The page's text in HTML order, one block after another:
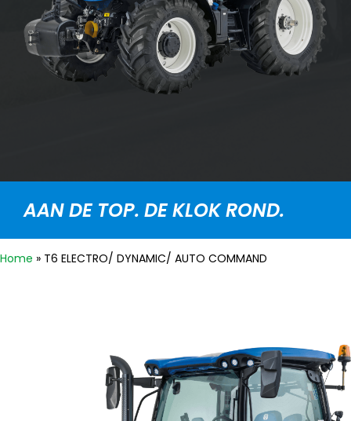
AAN DE TOP. DE KLOK ROND.
Home » T6 ELECTRO/ DYNAMIC/ AUTO COMMAND